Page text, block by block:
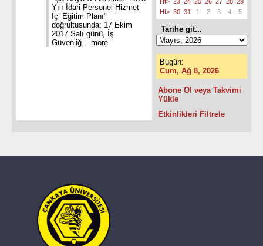
Yılı İdari Personel Hizmet
İçi Eğitim Planı"
doğrultusunda; 17 Ekim
2017 Salı günü, İş
Güvenliğ... more
Hf> 30 31 1 2 3 4 5
Tarihe git...
Bugün:
Cum, Ağ 8, 2026
Abone Ol veya Takvimi
Yükle
Etkinlikleri Filtrele